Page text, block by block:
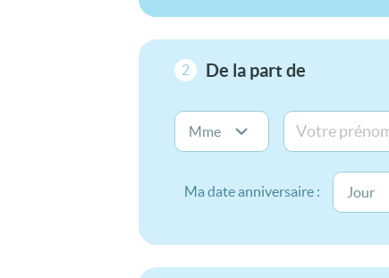
2 De la part de
Ma date anniversaire :